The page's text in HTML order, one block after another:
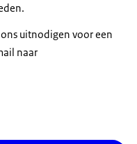
uitnodigen voor een
naar